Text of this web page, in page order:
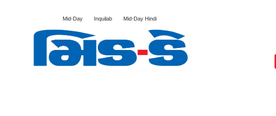
Mid-Day Inquilab Mid-Day Hindi